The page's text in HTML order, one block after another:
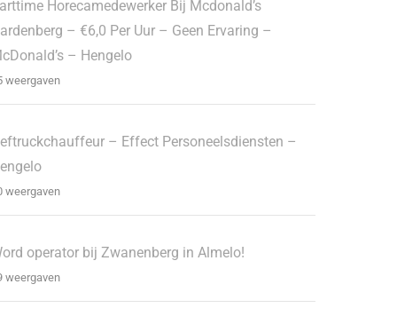
Horecamedewerker Bij Mcdonald’s
– €6,0 Per Uur – Geen Ervaring –
– Hengelo
weergaven
– Effect Personeelsdiensten –
weergaven
operator bij Zwanenberg in Almelo!
weergaven